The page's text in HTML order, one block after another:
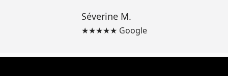
Séverine M.
★★★★★ Google